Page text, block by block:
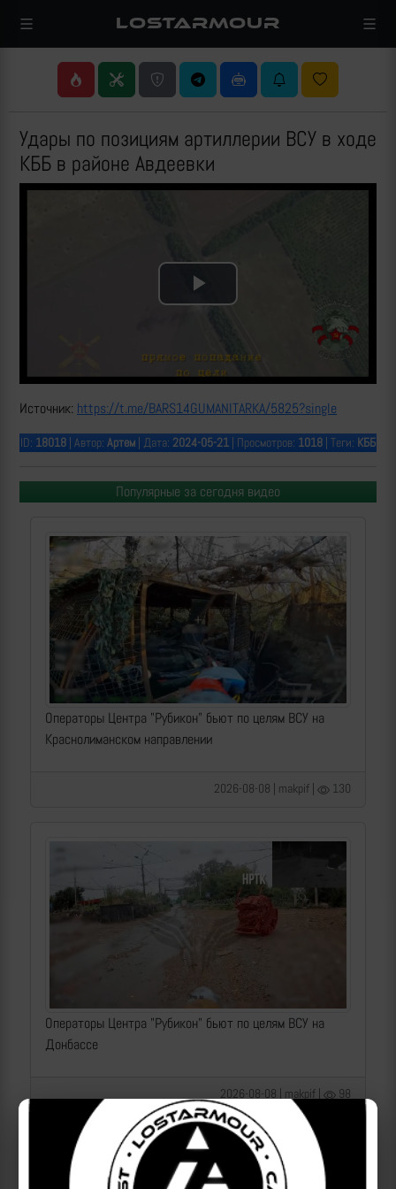
LOSTARMOUR
Удары по позициям артиллерии ВСУ в ходе
КББ в районе Авдеевки
Play
Источник: https://t.me/BARS14GUMANITARKA/5825?single
ID: 18018 | Автор: Артем | Дата: 2024-05-21 | Просмотров: 1018 | Теги: КББ
Популярные за сегодня видео
Операторы Центра "Рубикон" бьют по целям ВСУ на
Краснолиманском направлении
2026-08-08 | makpif | 130
Операторы Центра "Рубикон" бьют по целям ВСУ на
Донбассе
2026-08-08 | makpif | 98